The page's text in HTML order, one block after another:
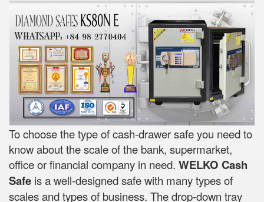
To choose the type of cash-drawer safe you need to
know about the scale of the bank, supermarket,
office or financial company in need. WELKO Cash
Safe is a well-designed safe with many types of
scales and types of business. The drop-down tray